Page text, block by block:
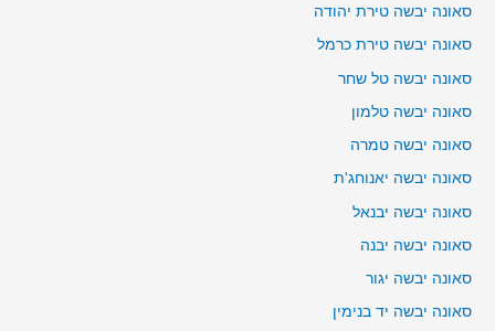
סאונה יבשה טירת יהודה
סאונה יבשה טירת כרמל
סאונה יבשה טל שחר
סאונה יבשה טלמון
סאונה יבשה טמרה
סאונה יבשה יאנוחג'ת
סאונה יבשה יבנאל
סאונה יבשה יבנה
סאונה יבשה יגור
סאונה יבשה יד בנימין